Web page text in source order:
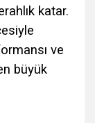
katar.
ve
büyük